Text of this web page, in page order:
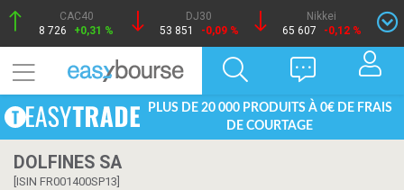
CAC40
8 726
+0,31 %
DJ30
53 851
-0,09 %
Nikkei
65 607
-0,12 %
PLUS DE 20 000 PRODUITS À 0€ DE FRAIS
DE COURTAGE
DOLFINES SA
[ISIN FR001400SP13]